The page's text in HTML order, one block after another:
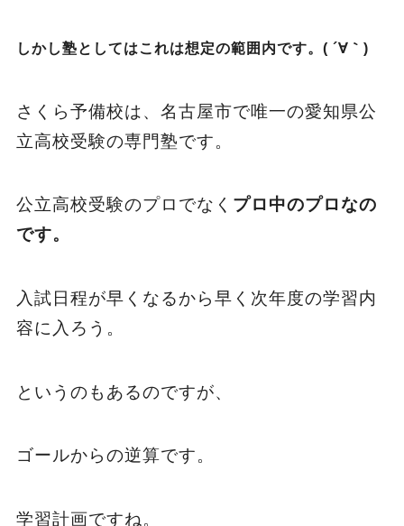
しかし塾としてはこれは想定の範囲内です。( ´∀｀)
さくら予備校は、名古屋市で唯一の愛知県公
立高校受験の専門塾です。
公立高校受験のプロでなく プロ中のプロなの
です。
入試日程が早くなるから早く次年度の学習内
容に入ろう。
というのもあるのですが、
ゴールからの逆算です。
学習計画ですね。